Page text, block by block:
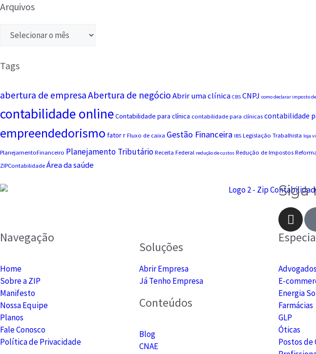
Arquivos
Tags
abertura de empresaAbertura de negócioAbrir uma clínica CBS CNPJ como declarar imposto
contabilidade onlineContabilidade para clínica contabilidade para clínicas contabilidade
empreendedorismo fator r Fluxo de caixa Gestão Financeira IBS Legislação Trabalhista loja
PlanejamentoFinanceiro Planejamento Tributário Receita Federal redução de custos Redução de Impostos
ZIPContabilidade Área da saúde
Siga
Navegação
Home
Sobre a ZIP
Manifesto
Nossa Equipe
Planos
Fale Conosco
Política de Privacidade
Soluções
Abrir Empresa
Já Tenho Empresa
Conteúdos
Blog
CNAE
Advogados
E-
Energia
Farmácias
GLP
Óticas
Postos